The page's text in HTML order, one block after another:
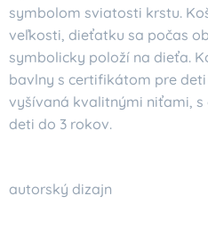
symbolom sviatosti krstu.
veľkosti, dieťatku sa počas
symbolicky položí na dieťa.
bavlny s certifikátom pre
vyšívaná kvalitnými niťami,
deti do 3 rokov.
autorský dizajn